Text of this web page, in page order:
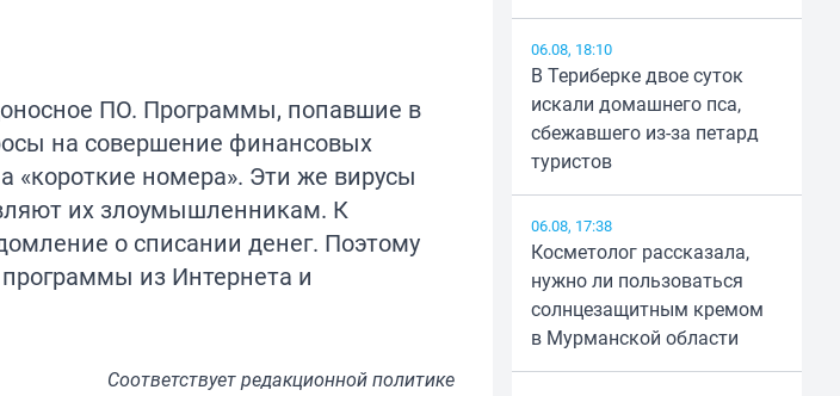
ПО. Программы, попавшие в
на совершение финансовых
«короткие номера». Эти же вирусы
их злоумышленникам. К
о списании денег. Поэтому
из Интернета и
Соответствуетредакционной политике
06.08, 18:10
В Териберке двое суток
искали домашнего пса,
сбежавшего из-за петард
туристов
06.08, 17:38
Косметолог рассказала,
нужно ли пользоваться
солнцезащитным кремом
в Мурманской области